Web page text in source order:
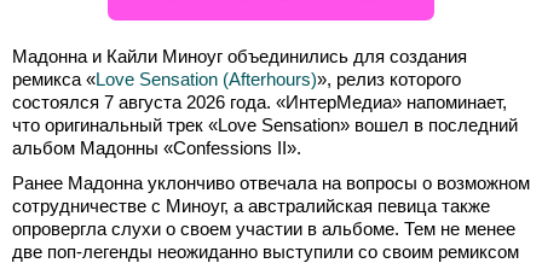
Мадонна и Кайли Миноуг объединились для создания
ремикса «Love Sensation (Afterhours)», релиз которого
состоялся 7 августа 2026 года. «ИнтерМедиа» напоминает,
что оригинальный трек «Love Sensation» вошел в последний
альбом Мадонны «Confessions II».
Ранее Мадонна уклончиво отвечала на вопросы о возможном
сотрудничестве с Миноуг, а австралийская певица также
опровергла слухи о своем участии в альбоме. Тем не менее
две поп-легенды неожиданно выступили со своим ремиксом